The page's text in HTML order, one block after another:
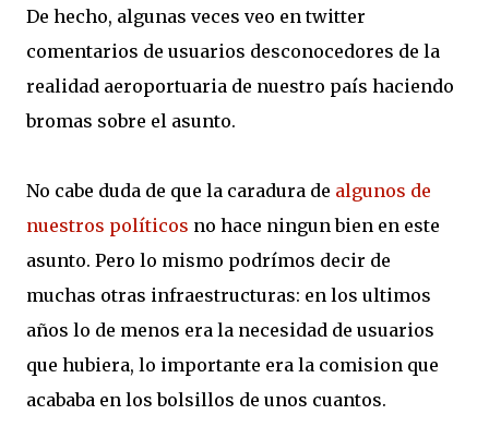
De hecho, algunas veces veo en twitter
comentarios de usuarios desconocedores de la
realidad aeroportuaria de nuestro país haciendo
bromas sobre el asunto.
No cabe duda de que la caradura de algunos de
nuestros políticos no hace ningun bien en este
asunto. Pero lo mismo podrímos decir de
muchas otras infraestructuras: en los ultimos
años lo de menos era la necesidad de usuarios
que hubiera, lo importante era la comision que
acababa en los bolsillos de unos cuantos.